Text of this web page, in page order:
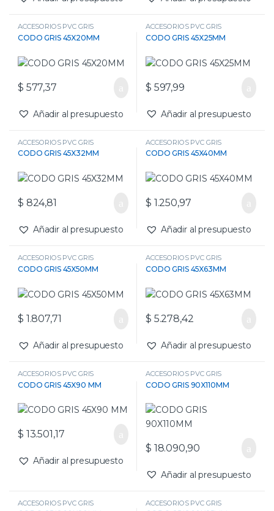
ACCESORIOS PVC GRIS
CODO GRIS 45X20MM
$ 577,37
Añadir al presupuesto
ACCESORIOS PVC GRIS
CODO GRIS 45X25MM
$ 597,99
Añadir al presupuesto
ACCESORIOS PVC GRIS
CODO GRIS 45X32MM
$ 824,81
Añadir al presupuesto
ACCESORIOS PVC GRIS
CODO GRIS 45X40MM
$ 1.250,97
Añadir al presupuesto
ACCESORIOS PVC GRIS
CODO GRIS 45X50MM
$ 1.807,71
Añadir al presupuesto
ACCESORIOS PVC GRIS
CODO GRIS 45X63MM
$ 5.278,42
Añadir al presupuesto
ACCESORIOS PVC GRIS
CODO GRIS 45X90 MM
$ 13.501,17
Añadir al presupuesto
ACCESORIOS PVC GRIS
CODO GRIS 90X110MM
$ 18.090,90
Añadir al presupuesto
ACCESORIOS PVC GRIS ACCESORIOS PVC GRIS